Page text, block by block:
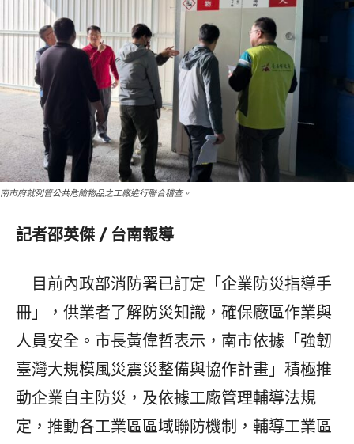
南市府就列管公共危險物品之工廠進行聯合稽查。
記者邵英傑 / 台南報導
目前內政部消防署已訂定「企業防災指導手
冊」，供業者了解防災知識，確保廠區作業與
人員安全。市長黃偉哲表示，南市依據「強韌
臺灣大規模風災震災整備與協作計畫」積極推
動企業自主防災，及依據工廠管理輔導法規
定，推動各工業區區域聯防機制，輔導工業區